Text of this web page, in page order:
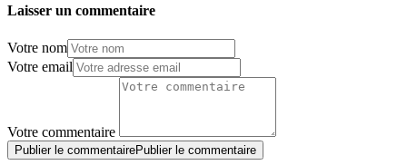
Laisser un commentaire
Votre nom
Votre email
Votre commentaire
Publier le commentairePublier le commentaire